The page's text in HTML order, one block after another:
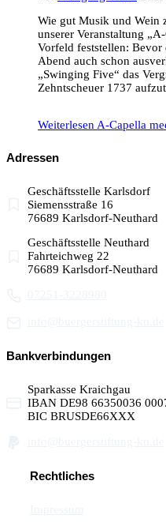
Wie gut Musik und Wein
unserer Veranstaltung
Vorfeld feststellen:
Abend auch schon
„Swinging Five“ das
Zehntscheuer 1737
Weiterlesen A-Capella
Adressen
Geschäftsstelle Karlsdorf
Siemensstraße 16
76689 Karlsdorf-Neuthard
Geschäftsstelle Neuthard
Fahrteichweg 22
76689 Karlsdorf-Neuthard
Bankverbindungen
Sparkasse Kraichgau
IBAN DE98 66350036
BIC BRUSDE66XXX
Rechtliches